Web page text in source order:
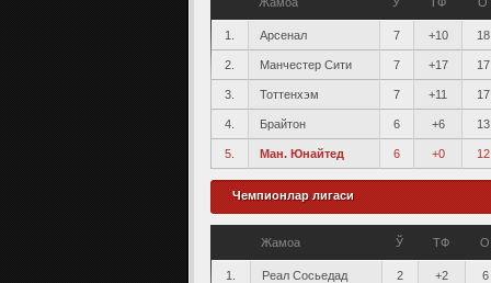
1. Арсенал 7 +10 18
2. Манчестер Сити 7 +17 17
3. Тоттенхэм 7 +11 17
4. Брайтон 6 +6 13
5. Ман. Юнайтед 6 +0 12
Чемпионлар лигаси
Жамоа Ў ТФ О
1. Реал Сосьедад 2 +2 6